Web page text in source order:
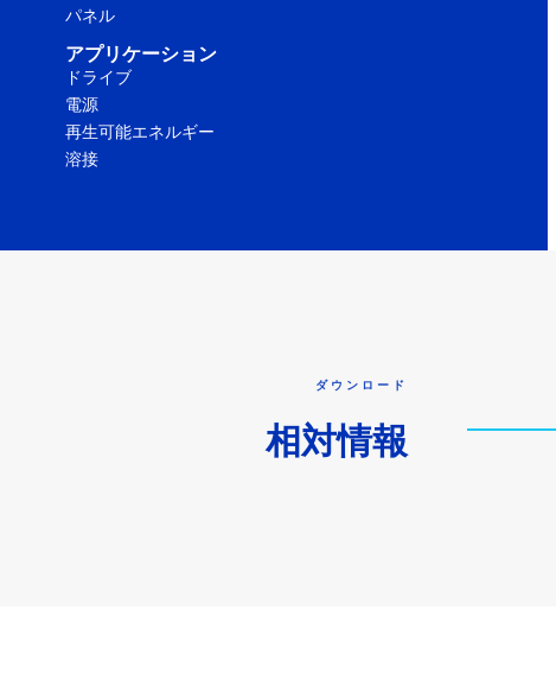
パネル
アプリケーション
ドライブ
電源
再生可能エネルギー
溶接
ダウンロード
相対情報